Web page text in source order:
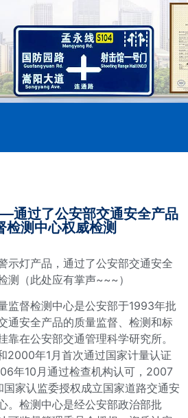
通过了公安部交通安全产品
检测中心权威检测
示灯产品，通过了公安部交通安全
测（此处应有掌声~~~）
监督检测中心是公安部于1993年批
通安全产品的质量监督、检测和标
靠在公安部交通管理科学研究所。
2000年1月首次通过国家计量认证
年10月通过检查机构认可，2007
家认监委授权成立国家道路交通安
检测中心是经公安部政治部批